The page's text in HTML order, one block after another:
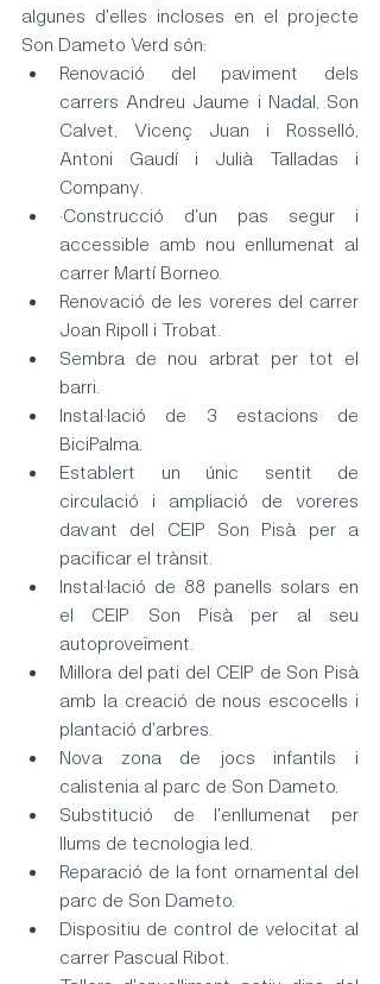
algunes d'elles incloses en el projecte
Son Dameto Verd són:
Renovació del paviment dels
carrers Andreu Jaume i Nadal, Son
Calvet, Vicenç Juan i Rosselló,
Antoni Gaudí i Julià Talladas i
Company.
·Construcció d'un pas segur i
accessible amb nou enllumenat al
carrer Martí Borneo.
Renovació de les voreres del carrer
Joan Ripoll i Trobat.
Sembra de nou arbrat per tot el
barri.
Instal·lació de 3 estacions de
BiciPalma.
Establert un únic sentit de
circulació i ampliació de voreres
davant del CEIP Son Pisà per a
pacificar el trànsit.
Instal·lació de 88 panells solars en
el CEIP Son Pisà per al seu
autoproveïment.
Millora del pati del CEIP de Son Pisà
amb la creació de nous escocells i
plantació d'arbres.
Nova zona de jocs infantils i
calistenia al parc de Son Dameto.
Substitució de l'enllumenat per
llums de tecnologia led.
Reparació de la font ornamental del
parc de Son Dameto.
Dispositiu de control de velocitat al
carrer Pascual Ribot.